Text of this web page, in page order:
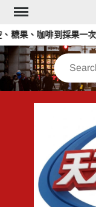
Skip
content
、咖啡到採果一次玩
Search